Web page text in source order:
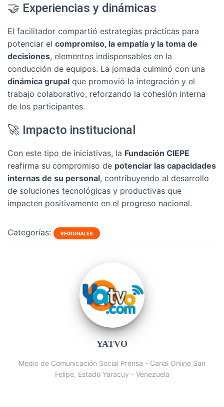
🤝 Experiencias y dinámicas
El facilitador compartió estrategias prácticas para
potenciar el compromiso, la empatía y la toma de
decisiones, elementos indispensables en la
conducción de equipos. La jornada culminó con una
dinámica grupal que promovió la integración y el
trabajo colaborativo, reforzando la cohesión interna
de los participantes.
🚀 Impacto institucional
Con este tipo de iniciativas, la Fundación CIEPE
reafirma su compromiso de potenciar las capacidades
internas de su personal, contribuyendo al desarrollo
de soluciones tecnológicas y productivas que
impacten positivamente en el progreso nacional.
Categorías: REGIONALES
YATVO
Medio de Comunicación Social Prensa - Canal Online San
Felipe, Estado Yaracuy - Venezuela